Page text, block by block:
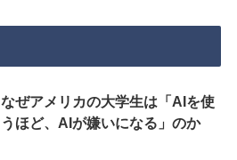
なぜアメリカの大学生は「AIを使
うほど、AIが嫌いになる」のか